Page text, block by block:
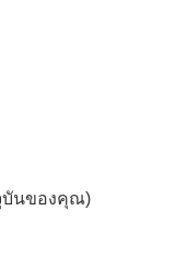
บันของคุณ)